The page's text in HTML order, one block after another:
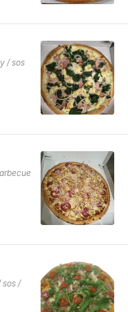
/ sos
sos /